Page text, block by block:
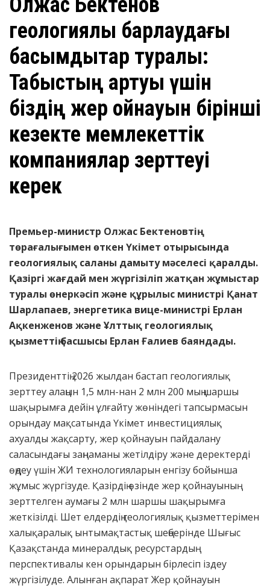
геологиялық барлаудағы
басымдықтар туралы:
Табыстың артуы үшін
біздің жер қойнауын бірінші
кезекте мемлекеттік
компаниялар зерттеуі
керек
Премьер-министр Олжас Бектеновтің
төрағалығымен өткен Үкімет отырысында
геологиялық саланы дамыту мәселесі қаралды.
Қазіргі жағдай мен жүргізіліп жатқан жұмыстар
туралы өнеркәсіп және құрылыс министрі Қанат
Шарлапаев, энергетика вице-министрі Ерлан
Ақкенженов және Ұлттық геологиялық
қызметтің басшысы Ерлан Ғалиев баяндады.
Президенттің 2026 жылдан бастап геологиялық
зерттеу алаңын 1,5 млн-нан 2 млн 200 мың шаршы
шақырымға дейін ұлғайту жөніндегі тапсырмасын
орындау мақсатында Үкімет инвестициялық
ахуалды жақсарту, жер қойнауын пайдалану
саласындағы заңнаманы жетілдіру және деректерді
өңдеу үшін ЖИ технологияларын енгізу бойынша
жұмыс жүргізуде. Қазірдің өзінде жер қойнауының
зерттелген аумағы 2 млн шаршы шақырымға
жеткізілді. Шет елдердің геологиялық қызметтерімен
халықаралық ынтымақтастық шеңберінде Шығыс
Қазақстанда минералдық ресурстардың
перспективалы кен орындарын бірлесіп іздеу
жүргізілуде. Алынған ақпарат Жер қойнауын